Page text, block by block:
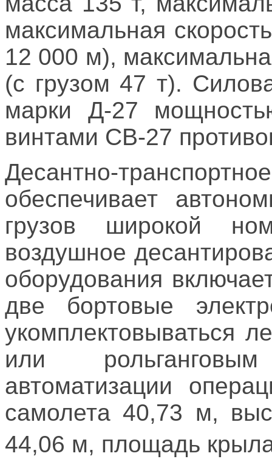
максимальная
12 000 м),
(с грузом 47 т).
марки Д-27
винтами СВ-27
Десантно-
обеспечивает
грузов широкой
воздушное
оборудования
две бортовые
укомплектовываться
или
автоматизации
самолета 40,73 м,
44,06 м, площадь